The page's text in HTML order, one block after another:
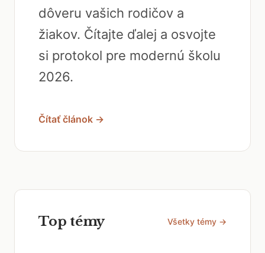
dôveru vašich rodičov a
žiakov. Čítajte ďalej a osvojte
si protokol pre modernú školu
2026.
Čítať článok →
Top témy Všetky témy →